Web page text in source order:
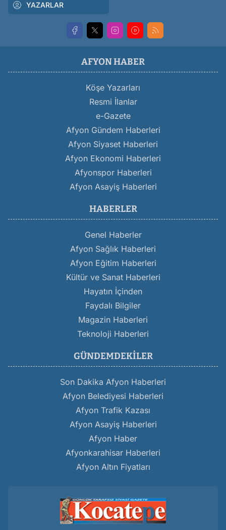
YAZARLAR
AFYON HABER
Köşe Yazarları
Resmi İlanlar
e-Gazete
Afyon Gündem Haberleri
Afyon Siyaset Haberleri
Afyon Ekonomi Haberleri
Afyonspor Haberleri
Afyon Asayiş Haberleri
HABERLER
Genel Haberler
Afyon Sağlık Haberleri
Afyon Eğitim Haberleri
Kültür ve Sanat Haberleri
Hayatın İçinden
Faydalı Bilgiler
Magazin Haberleri
Teknoloji Haberleri
GÜNDEMDEKILER
Son Dakika Afyon Haberleri
Afyon Belediyesi Haberleri
Afyon Trafik Kazası
Afyon Asayiş Haberleri
Afyon Haber
Afyonkarahisar Haberleri
Afyon Altın Fiyatları